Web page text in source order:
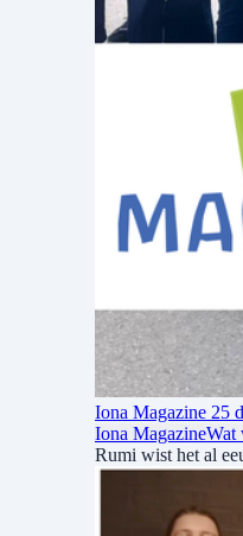
Iona Magazine 25
Iona MagazineWat
Rumi wist het al